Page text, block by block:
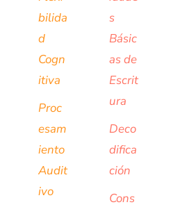
bilida
d
Cogn
itiva
Proc
esam
iento
Audit
ivo
s
Básic
as de
Escrit
ura
Deco
difica
ción
Cons